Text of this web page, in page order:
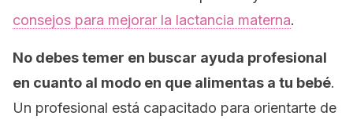
consejos para mejorar la lactancia materna.
No debes temer en buscar ayuda profesional
en cuanto al modo en que alimentas a tu bebé.
Un profesional está capacitado para orientarte de